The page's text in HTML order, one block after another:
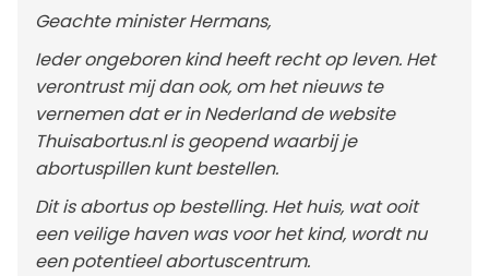
Geachte minister Hermans,
Ieder ongeboren kind heeft recht op leven. Het
verontrust mij dan ook, om het nieuws te
vernemen dat er in Nederland de website
Thuisabortus.nl is geopend waarbij je
abortuspillen kunt bestellen.
Dit is abortus op bestelling. Het huis, wat ooit
een veilige haven was voor het kind, wordt nu
een potentieel abortuscentrum.